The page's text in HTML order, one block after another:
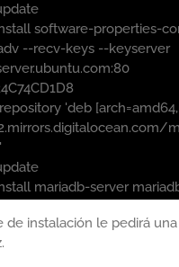
software-properties-
--recv-keys --keyserver
'deb
mariadb-server
de instalación le pedirá